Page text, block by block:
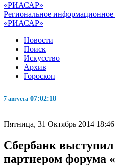
Региональное информационное
«РИАСАР»
Новости
Поиск
Искусство
Архив
Гороскоп
7 августа 07:02:19
Пятница, 31 Октябрь 2014 18:46
Сбербанк
партнером форума